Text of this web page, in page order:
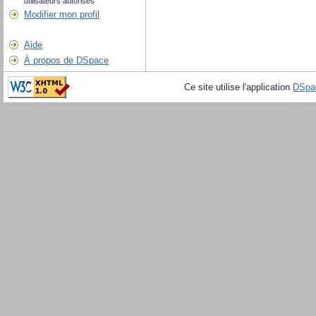
Modifier mon profil
Aide
À propos de DSpace
Ce site utilise l'application